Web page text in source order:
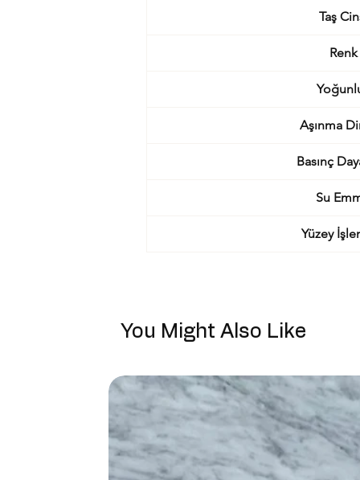
Taş
Renk
Aşınma
Basınç
Su
Yüzey
You Might Also Like